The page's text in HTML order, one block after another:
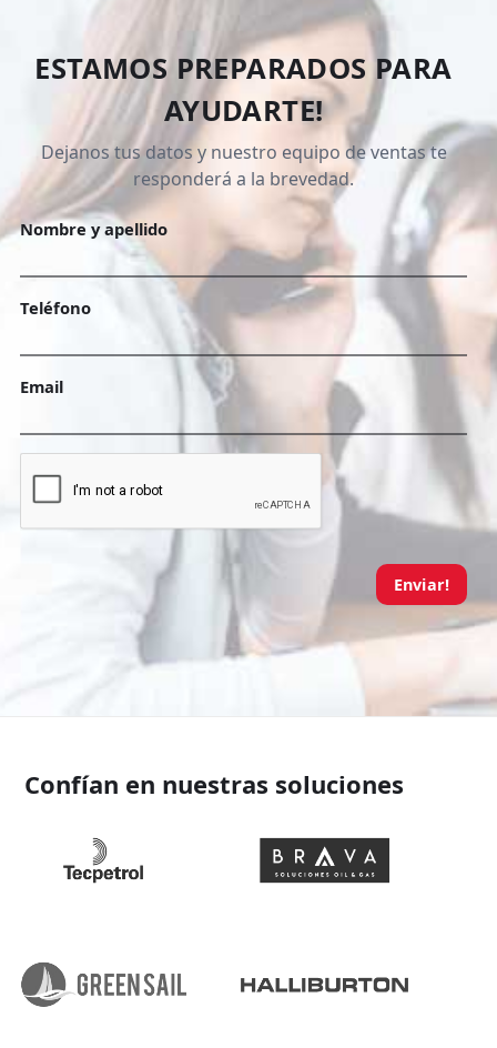
ESTAMOS PREPARADOS PARA
AYUDARTE!
Dejanos tus datos y nuestro equipo de ventas te
responderá a la brevedad.
Nombre y apellido
Teléfono
Email
Enviar!
Confían en nuestras soluciones